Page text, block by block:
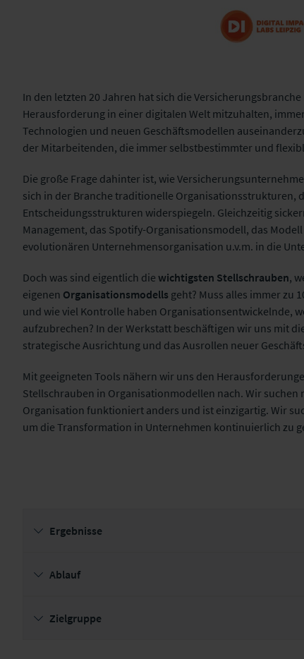
Digital Impact Labs
Leipzig GmbH
In den letzten 20 Jahren hat sich die
Herausforderung in einer digitalen Welt mitzuhalten,
Technologien und neuen Geschäftsmodellen
der Mitarbeitenden, die immer selbstbestimmter und
Die große Frage dahinter ist, wie
sich in der Branche traditionelle Organisationsstrukturen,
Entscheidungsstrukturen widerspiegeln. Gleichzeitig
Management, das Spotify-Organisationsmodell, das
evolutionären Unternehmensorganisation u.v.m. in die
Doch was sind eigentlich die wichtigsten Stellschrauben,
eigenen Organisationsmodells geht? Muss alles immer zu
und wie viel Kontrolle haben Organisationsentwickelnde,
aufzubrechen? In der Werkstatt beschäftigen wir uns mit
strategische Ausrichtung und das Ausrollen neuer
Mit geeigneten Tools nähern wir uns den
Stellschrauben in Organisationmodellen nach. Wir suchen
Organisation funktioniert anders und ist einzigartig. Wir
um die Transformation in Unternehmen kontinuierlich zu
Ergebnisse
Ablauf
Zielgruppe